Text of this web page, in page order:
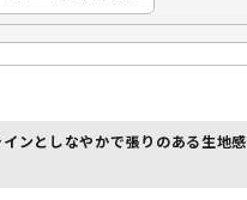
ンと しなやかで張りのある生地感